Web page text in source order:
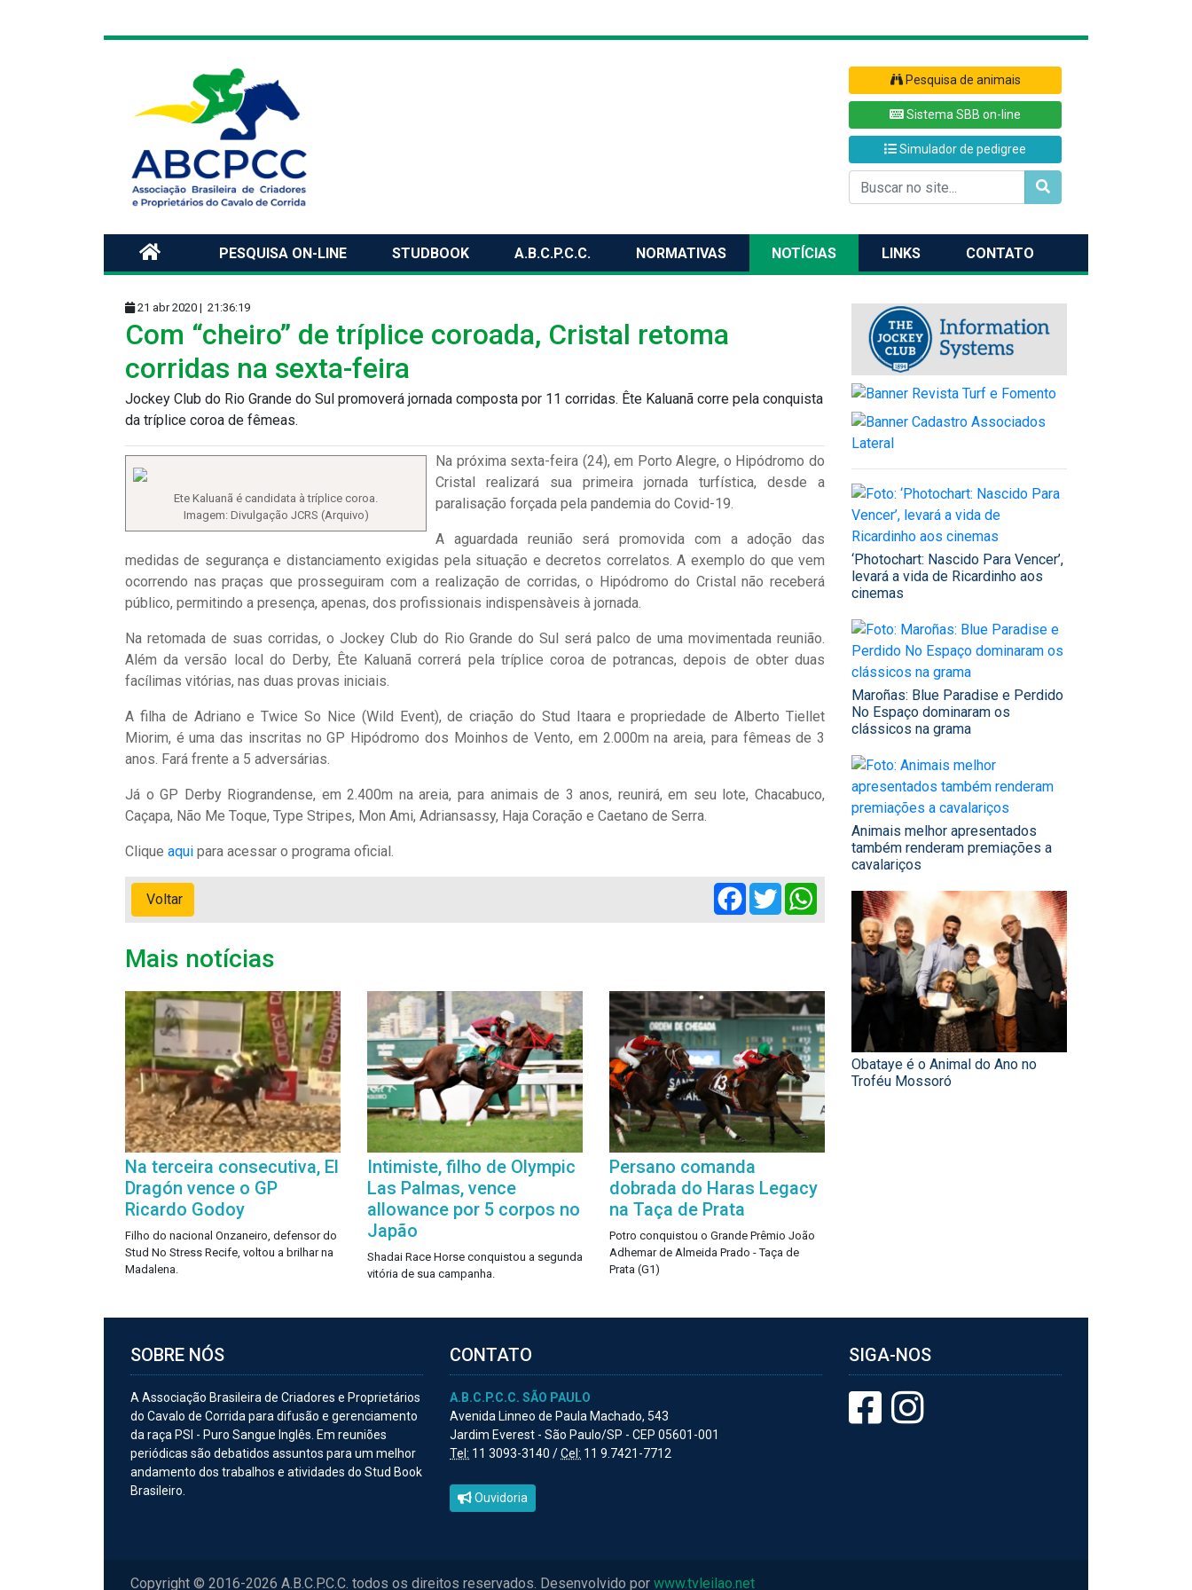
Pesquisa de animais
Sistema SBB on-line
Simulador de pedigree
PESQUISA ON-LINE STUDBOOK A.B.C.P.C.C. NORMATIVAS NOTÍCIAS LINKS CONTATO
21 abr 2020 | 21:36:19
Com “cheiro” de tríplice coroada, Cristal retoma
corridas na sexta-feira
Jockey Club do Rio Grande do Sul promoverá jornada composta por 11 corridas. Ête Kaluanã corre pela conquista
da tríplice coroa de fêmeas.
Ete Kaluanã é candidata à tríplice coroa.
Imagem: Divulgação JCRS (Arquivo)
Na próxima sexta-feira (24), em Porto Alegre, o Hipódromo do
Cristal realizará sua primeira jornada turfística, desde a
paralisação forçada pela pandemia do Covid-19.
A aguardada reunião será promovida com a adoção das
medidas de segurança e distanciamento exigidas pela situação e decretos correlatos. A exemplo do que vem
ocorrendo nas praças que prosseguiram com a realização de corridas, o Hipódromo do Cristal não receberá
público, permitindo a presença, apenas, dos profissionais indispensàveis à jornada.
Na retomada de suas corridas, o Jockey Club do Rio Grande do Sul será palco de uma movimentada reunião.
Além da versão local do Derby, Ête Kaluanã correrá pela tríplice coroa de potrancas, depois de obter duas
facílimas vitórias, nas duas provas iniciais.
A filha de Adriano e Twice So Nice (Wild Event), de criação do Stud Itaara e propriedade de Alberto Tiellet
Miorim, é uma das inscritas no GP Hipódromo dos Moinhos de Vento, em 2.000m na areia, para fêmeas de 3
anos. Fará frente a 5 adversárias.
Já o GP Derby Riograndense, em 2.400m na areia, para animais de 3 anos, reunirá, em seu lote, Chacabuco,
Caçapa, Não Me Toque, Type Stripes, Mon Ami, Adriansassy, Haja Coração e Caetano de Serra.
Clique aqui para acessar o programa oficial.
Voltar
Facebook
Twitter WhatsApp
Mais notícias
Na terceira consecutiva, El
Dragón vence o GP
Ricardo Godoy
Filho do nacional Onzaneiro, defensor do
Stud No Stress Recife, voltou a brilhar na
Madalena.
Intimiste, filho de Olympic
Las Palmas, vence
allowance por 5 corpos no
Japão
Shadai Race Horse conquistou a segunda
vitória de sua campanha.
Persano comanda
dobrada do Haras Legacy
na Taça de Prata
Potro conquistou o Grande Prêmio João
Adhemar de Almeida Prado - Taça de
Prata (G1)
‘Photochart: Nascido Para Vencer’,
levará a vida de Ricardinho aos
cinemas
Maroñas: Blue Paradise e Perdido
No Espaço dominaram os
clássicos na grama
Animais melhor apresentados
também renderam premiações a
cavalariços
Obataye é o Animal do Ano no
Troféu Mossoró
SOBRE NÓS
A Associação Brasileira de Criadores e Proprietários
do Cavalo de Corrida para difusão e gerenciamento
da raça PSI - Puro Sangue Inglês. Em reuniões
periódicas são debatidos assuntos para um melhor
andamento dos trabalhos e atividades do Stud Book
Brasileiro.
CONTATO
A.B.C.P.C.C. SÃO PAULO
Avenida Linneo de Paula Machado, 543
Jardim Everest - São Paulo/SP - CEP 05601-001
Tel: 11 3093-3140 /Cel: 11 9.7421-7712
Ouvidoria
SIGA-NOS
Copyright © 2016-2026 A.B.C.P.C.C. todos os direitos reservados. Desenvolvido por www.tvleilao.net